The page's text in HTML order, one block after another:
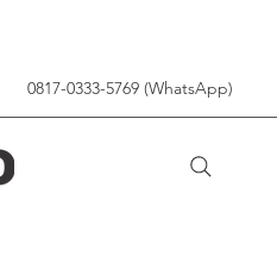
0817-0333-5769 (WhatsApp)